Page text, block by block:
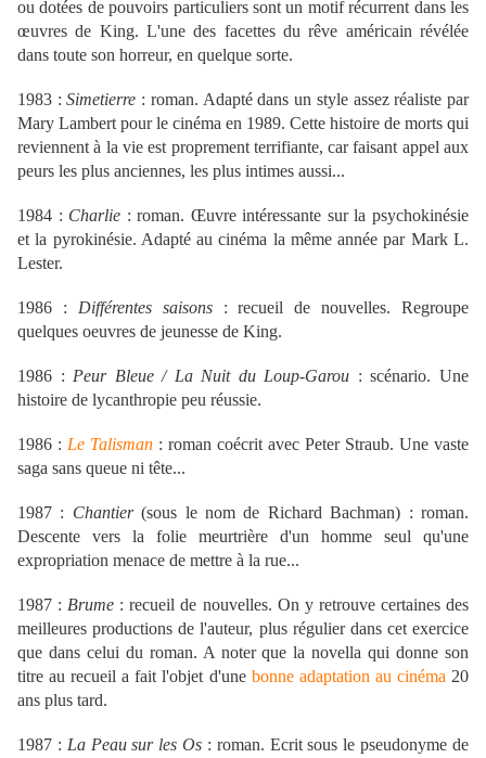
ou dotées de pouvoirs particuliers sont un motif récurrent dans les
œuvres de King. L'une des facettes du rêve américain révélée
dans toute son horreur, en quelque sorte.
1983 :Simetierre : roman. Adapté dans un style assez réaliste par
Mary Lambert pour le cinéma en 1989. Cette histoire de morts qui
reviennent à la vie est proprement terrifiante, car faisant appel aux
peurs les plus anciennes, les plus intimes aussi...
1984 : Charlie : roman. Œuvre intéressante sur la psychokinésie
et la pyrokinésie. Adapté au cinéma la même année par Mark L.
Lester.
1986 : Différentes saisons: recueil de nouvelles. Regroupe
quelques oeuvres de jeunesse de King.
1986 : Peur Bleue / La Nuit du Loup-Garou : scénario. Une
histoire de lycanthropie peu réussie.
1986 : Le Talisman : roman coécrit avec Peter Straub. Une vaste
saga sans queue ni tête...
1987 : Chantier(sous le nom de Richard Bachman) : roman.
Descente vers la folie meurtrière d'un homme seul qu'une
expropriation menace de mettre à la rue...
1987 : Brume : recueil de nouvelles. On y retrouve certaines des
meilleures productions de l'auteur, plus régulier dans cet exercice
que dans celui du roman. A noter que la novella qui donne son
titre au recueil a fait l'objet d'une bonne adaptation au cinéma 20
ans plus tard.
1987 : La Peau sur les Os : roman. Ecrit sous le pseudonyme de